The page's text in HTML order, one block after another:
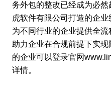
务外包的整改已经成为必
虎软件有限公司打造的企
为不同行业的企业提供全流
助力企业在合规前提下实
的企业可以登录官网
详情。